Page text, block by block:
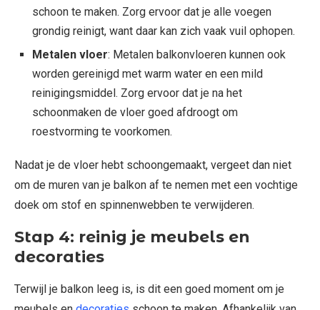
schoon te maken. Zorg ervoor dat je alle voegen
grondig reinigt, want daar kan zich vaak vuil ophopen.
Metalen vloer: Metalen balkonvloeren kunnen ook
worden gereinigd met warm water en een mild
reinigingsmiddel. Zorg ervoor dat je na het
schoonmaken de vloer goed afdroogt om
roestvorming te voorkomen.
Nadat je de vloer hebt schoongemaakt, vergeet dan niet
om de muren van je balkon af te nemen met een vochtige
doek om stof en spinnenwebben te verwijderen.
Stap 4: reinig je meubels en
decoraties
Terwijl je balkon leeg is, is dit een goed moment om je